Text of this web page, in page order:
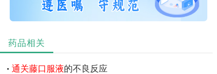
药品相关
通关藤口服液的不良反应